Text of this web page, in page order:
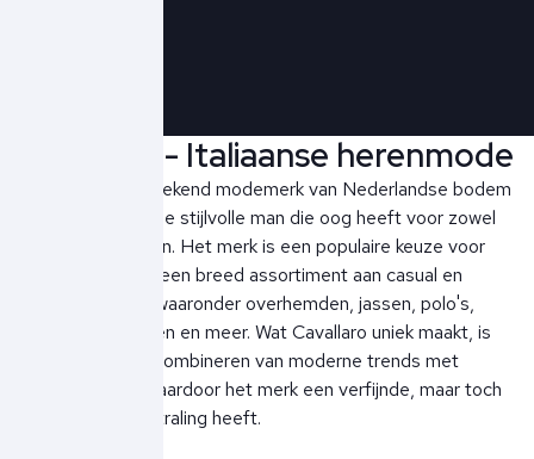
Cavallaro - Italiaanse herenmode
Cavallaro is een bekend modemerk van Nederlandse bodem
dat zich richt op de stijlvolle man die oog heeft voor zowel
kwaliteit als design. Het merk is een populaire keuze voor
herenmode, met een breed assortiment aan casual en
zakelijke kleding, waaronder overhemden, jassen, polo's,
overshirts, broeken en meer. Wat Cavallaro uniek maakt, is
de focus op het combineren van moderne trends met
klassieke snits, waardoor het merk een verfijnde, maar toch
toegankelijke uitstraling heeft.